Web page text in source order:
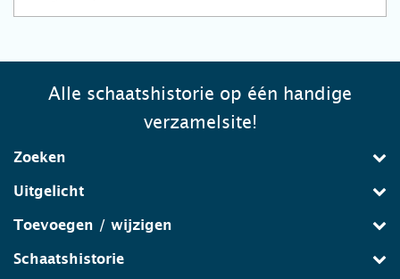
Alle schaatshistorie op één handige
verzamelsite!
Zoeken
Uitgelicht
Toevoegen / wijzigen
Schaatshistorie